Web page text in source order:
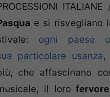
e si risvegliano
ogni paese
particolare usanza,
che affascinano
il lorofervore